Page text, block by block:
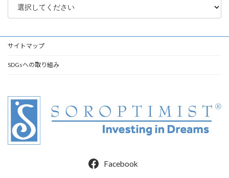
サイトマップ
SDGsへの取り組み
Facebook